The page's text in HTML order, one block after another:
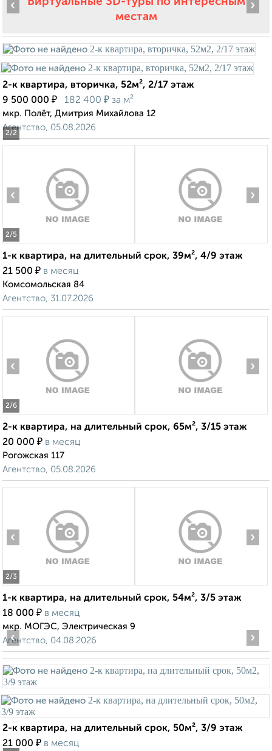
местам
2/2
‹ ›
2-к квартира, вторичка, 52м², 2/17 этаж
9 500 000 ₽ 182 400 ₽ за м²
мкр. Полёт, Дмитрия Михайлова 12
Агентство, 05.08.2026
2/5
‹ ›
1-к квартира, на длительный срок, 39м², 4/9 этаж
21 500 ₽ в месяц
Комсомольская 84
Агентство, 31.07.2026
2/6
‹ ›
2-к квартира, на длительный срок, 65м², 3/15 этаж
20 000 ₽ в месяц
Рогожская 117
Агентство, 05.08.2026
2/3
‹ ›
1-к квартира, на длительный срок, 54м², 3/5 этаж
18 000 ₽ в месяц
мкр. МОГЭС, Электрическая 9
Агентство, 04.08.2026
‹ ›
2-к квартира, на длительный срок, 50м², 3/9 этаж
21 000 ₽ в месяц